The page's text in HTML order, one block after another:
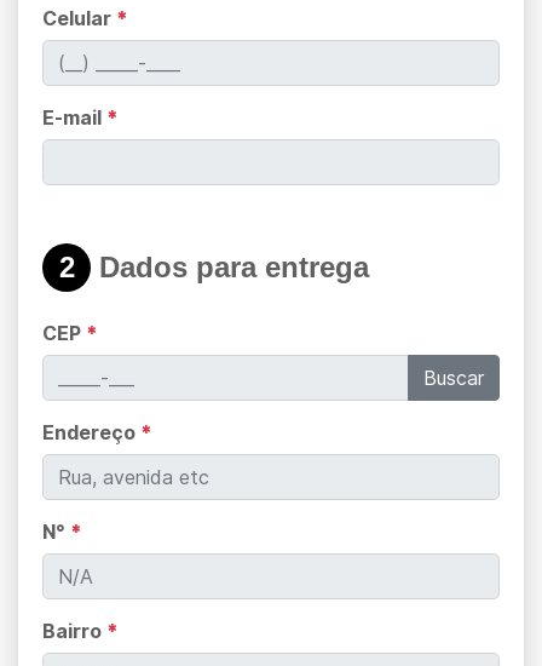
Celular *
E-mail *
2 Dados para entrega
CEP *
Buscar
Endereço *
N° *
Bairro *